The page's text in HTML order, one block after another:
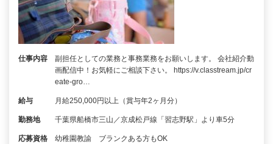
仕事内容
副担任としての業務と事務業務をお願いします。 会社紹介動
画配信中！お気軽にご相談下さい。 https://v.classtream.jp/cr
eate-gro…
給与 月給250,000円以上（賞与年2ヶ月分）
勤務地 千葉県船橋市三山／京成松戸線「習志野駅」より車5分
応募資格 幼稚園教諭 ブランクある方もOK